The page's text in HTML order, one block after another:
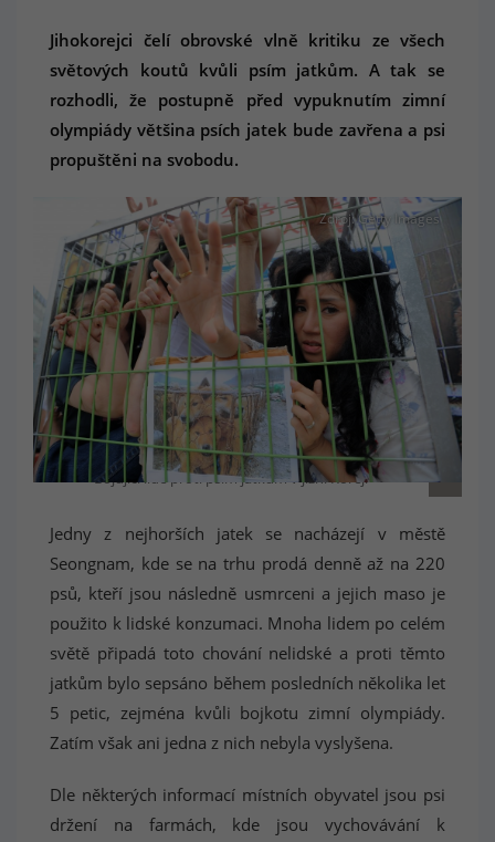
Jihokorejci čelí obrovské vlně kritiku ze všech
světových koutů kvůli psím jatkům. A tak se
rozhodli, že postupně před vypuknutím zimní
olympiády většina psích jatek bude zavřena a psi
propuštěni na svobodu.
Bojující lidé proti psím jatkům v jižní Koreji
Zdroj: Getty Images
Jedny z nejhorších jatek se nacházejí v městě
Seongnam, kde se na trhu prodá denně až na 220
psů, kteří jsou následně usmrceni a jejich maso je
použito k lidské konzumaci. Mnoha lidem po celém
světě připadá toto chování nelidské a proti těmto
jatkům bylo sepsáno během posledních několika let
5 petic, zejména kvůli bojkotu zimní olympiády.
Zatím však ani jedna z nich nebyla vyslyšena.
Dle některých informací místních obyvatel jsou psi
držení na farmách, kde jsou vychovávání k